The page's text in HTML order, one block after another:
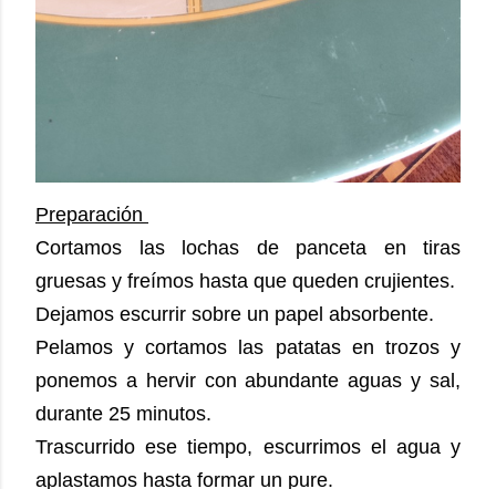
Preparación
Cortamos las lochas de panceta en tiras
gruesas y freímos hasta que queden crujientes.
Dejamos escurrir sobre un papel absorbente.
Pelamos y cortamos las patatas en trozos y
ponemos a hervir con abundante aguas y sal,
durante 25 minutos.
Trascurrido ese tiempo, escurrimos el agua y
aplastamos hasta formar un pure.